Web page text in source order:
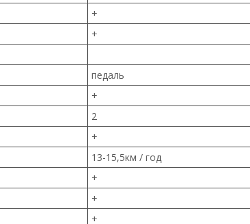
+
+
педаль
+
2
+
13-15,5км / год
+
+
+